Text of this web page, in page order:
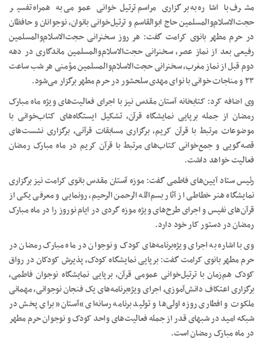
مشرف با اشاره به برگزاری مراسم ترتیل‌خوانی عمومی به همراه تفسیر
حجت‌الاسلام‌والمسلمین حاج ابوالقاسم و ترتیل‌خوانی بانوان، نوجوانان و حافظان
در حرم مطهر بانوی کرامت گفت: هر روز سخنرانی حجت‌الاسلام‌والمسلمین
رفیعی بعد از نماز عصر، سخنرانی حجت‌الاسلام‌والمسلمین ماندگاری در دهه
دوم قبل از نماز مغرب، سخنرانی حجت‌الاسلام‌والمسلمین مؤمنی هر شب ساعت
۲۳ و مناجات خوانی با نوای مهدی سلحشور در حرم مطهر برگزار می‌شود.
وی اضافه کرد: کتابخانه آستان مقدس نیز با اجرای فعالیت‌های ویژه ماه مبارک
رمضان از جمله برپایی نمایشگاه قرآن، تشکیل ایستگاه‌های کتاب‌خوانی با
موضوعات مرتبط با قرآن کریم، برگزاری مسابقات قرآنی، برگزاری نشست‌های
قصه‌گویی و جمع‌خوانی کتاب‌های مرتبط با قرآن کریم در ماه مبارک رمضان
فعالیت خواهد داشت.
رئیس ستاد آیین‌های فاطمی گفت: موزه آستان مقدس بانوی کرامت نیز برگزاری
نمایشگاه هنر خطاطی از آثار بسم‌الله الرحمن الرحیم، رونمایی و معرفی یکی از
قرآن‌های نفیس و اجرای طرح‌های ویژه موزه گردی در ایام نوروز را در ماه مبارک
رمضان در دستور کار خود دارد.
وی با اشاره به اجرای ویژه‌برنامه‌های کودک و نوجوان در ماه مبارک رمضان در
حرم مطهر بانوی کرامت گفت: برپایی نمایشگاه کودک، پذیرش کودکان در رواق
کودک هم‌زمان با ترتیل‌خوانی عمومی قرآن، برپایی نمایشگاه نوجوان فاطمی،
برگزاری اعتکاف دانش‌آموزی، اجرای ویژه‌برنامه‌های یک فنجان نوجوانی، مهمانی
ملکوت و افطاری روزه اولی‌ها و تولید برنامه رسانه‌ای “آستان” برای پخش در
شبکه امید در شبهای قدر از جمله فعالیت‌های واحد کودک و نوجوان حرم مطهر
در ماه مبارک رمضان است.